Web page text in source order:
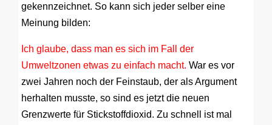
gekennzeichnet. So kann sich jeder selber eine
Meinung bilden:
Ich glaube, dass man es sich im Fall der
Umweltzonen etwas zu einfach macht. War es vor
zwei Jahren noch der Feinstaub, der als Argument
herhalten musste, so sind es jetzt die neuen
Grenzwerte für Stickstoffdioxid. Zu schnell ist mal